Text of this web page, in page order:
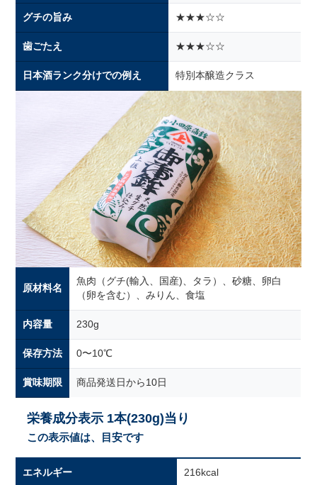
グチの旨み ★★★☆☆
歯ごたえ ★★★☆☆
日本酒ランク分けでの例え 特別本醸造クラス
原材料名
魚肉（グチ(輸入、国産)、タラ）、砂糖、卵白
（卵を含む）、みりん、食塩
内容量 230g
保存方法 0〜10℃
賞味期限 商品発送日から10日
栄養成分表示 1本(230g)当り
この表示値は、目安です
エネルギー 216kcal